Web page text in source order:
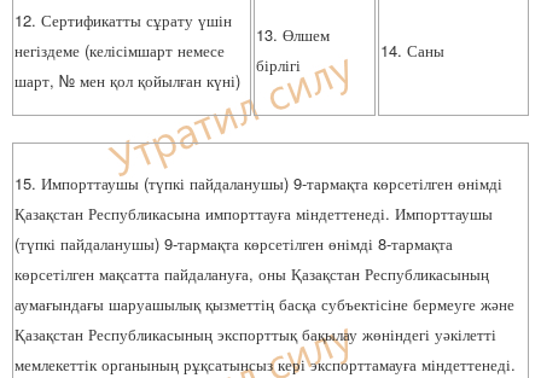
12. Сертификатты сұрату үшін
негіздеме (келісімшарт немесе
шарт, № мен қол қойылған күні)
13. Өлшем
бірлігі
14. Саны
15. Импорттаушы (түпкі пайдаланушы) 9-тармақта көрсетілген өнімді
Қазақстан Республикасына импорттауға міндеттенеді. Импорттаушы
(түпкі пайдаланушы) 9-тармақта көрсетілген өнімді 8-тармақта
көрсетілген мақсатта пайдалануға, оны Қазақстан Республикасының
аумағындағы шаруашылық қызметтің басқа субъектісіне бермеуге және
Қазақстан Республикасының экспорттық бақылау жөніндегі уәкілетті
мемлекеттік органының рұқсатынсыз кері экспорттамауға міндеттенеді.